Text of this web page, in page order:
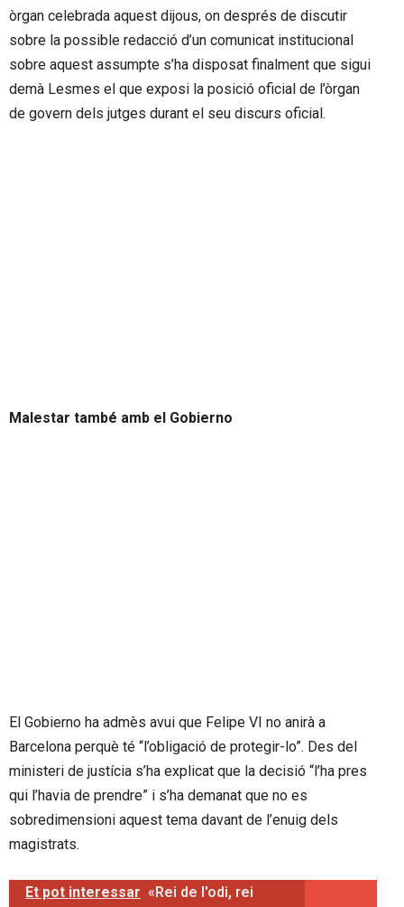
òrgan celebrada aquest dijous, on després de discutir
sobre la possible redacció d’un comunicat institucional
sobre aquest assumpte s’ha disposat finalment que sigui
demà Lesmes el que exposi la posició oficial de l’òrgan
de govern dels jutges durant el seu discurs oficial.
Malestar també amb el Gobierno
El Gobierno ha admès avui que Felipe VI no anirà a
Barcelona perquè té “l’obligació de protegir-lo”. Des del
ministeri de justícia s’ha explicat que la decisió “l’ha pres
qui l’havia de prendre” i s’ha demanat que no es
sobredimensioni aquest tema davant de l’enuig dels
magistrats.
Et pot interessar «Rei de l'odi, rei